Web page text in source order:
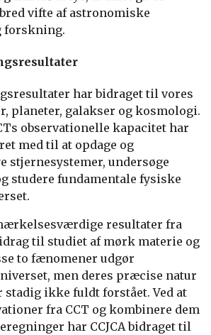
vifte af astronomiske
forskning.
har bidraget til vores
planeter, galakser og kosmologi.
observationelle kapacitet har
med til at opdage og
stjernesystemer, undersøge
studere fundamentale fysiske
resultater fra
til studiet af mørk materie og
to fænomener udgør
men deres præcise natur
stadig ikke fuldt forstået. Ved at
fra CCT og kombinere dem
har CCJCA bidraget til